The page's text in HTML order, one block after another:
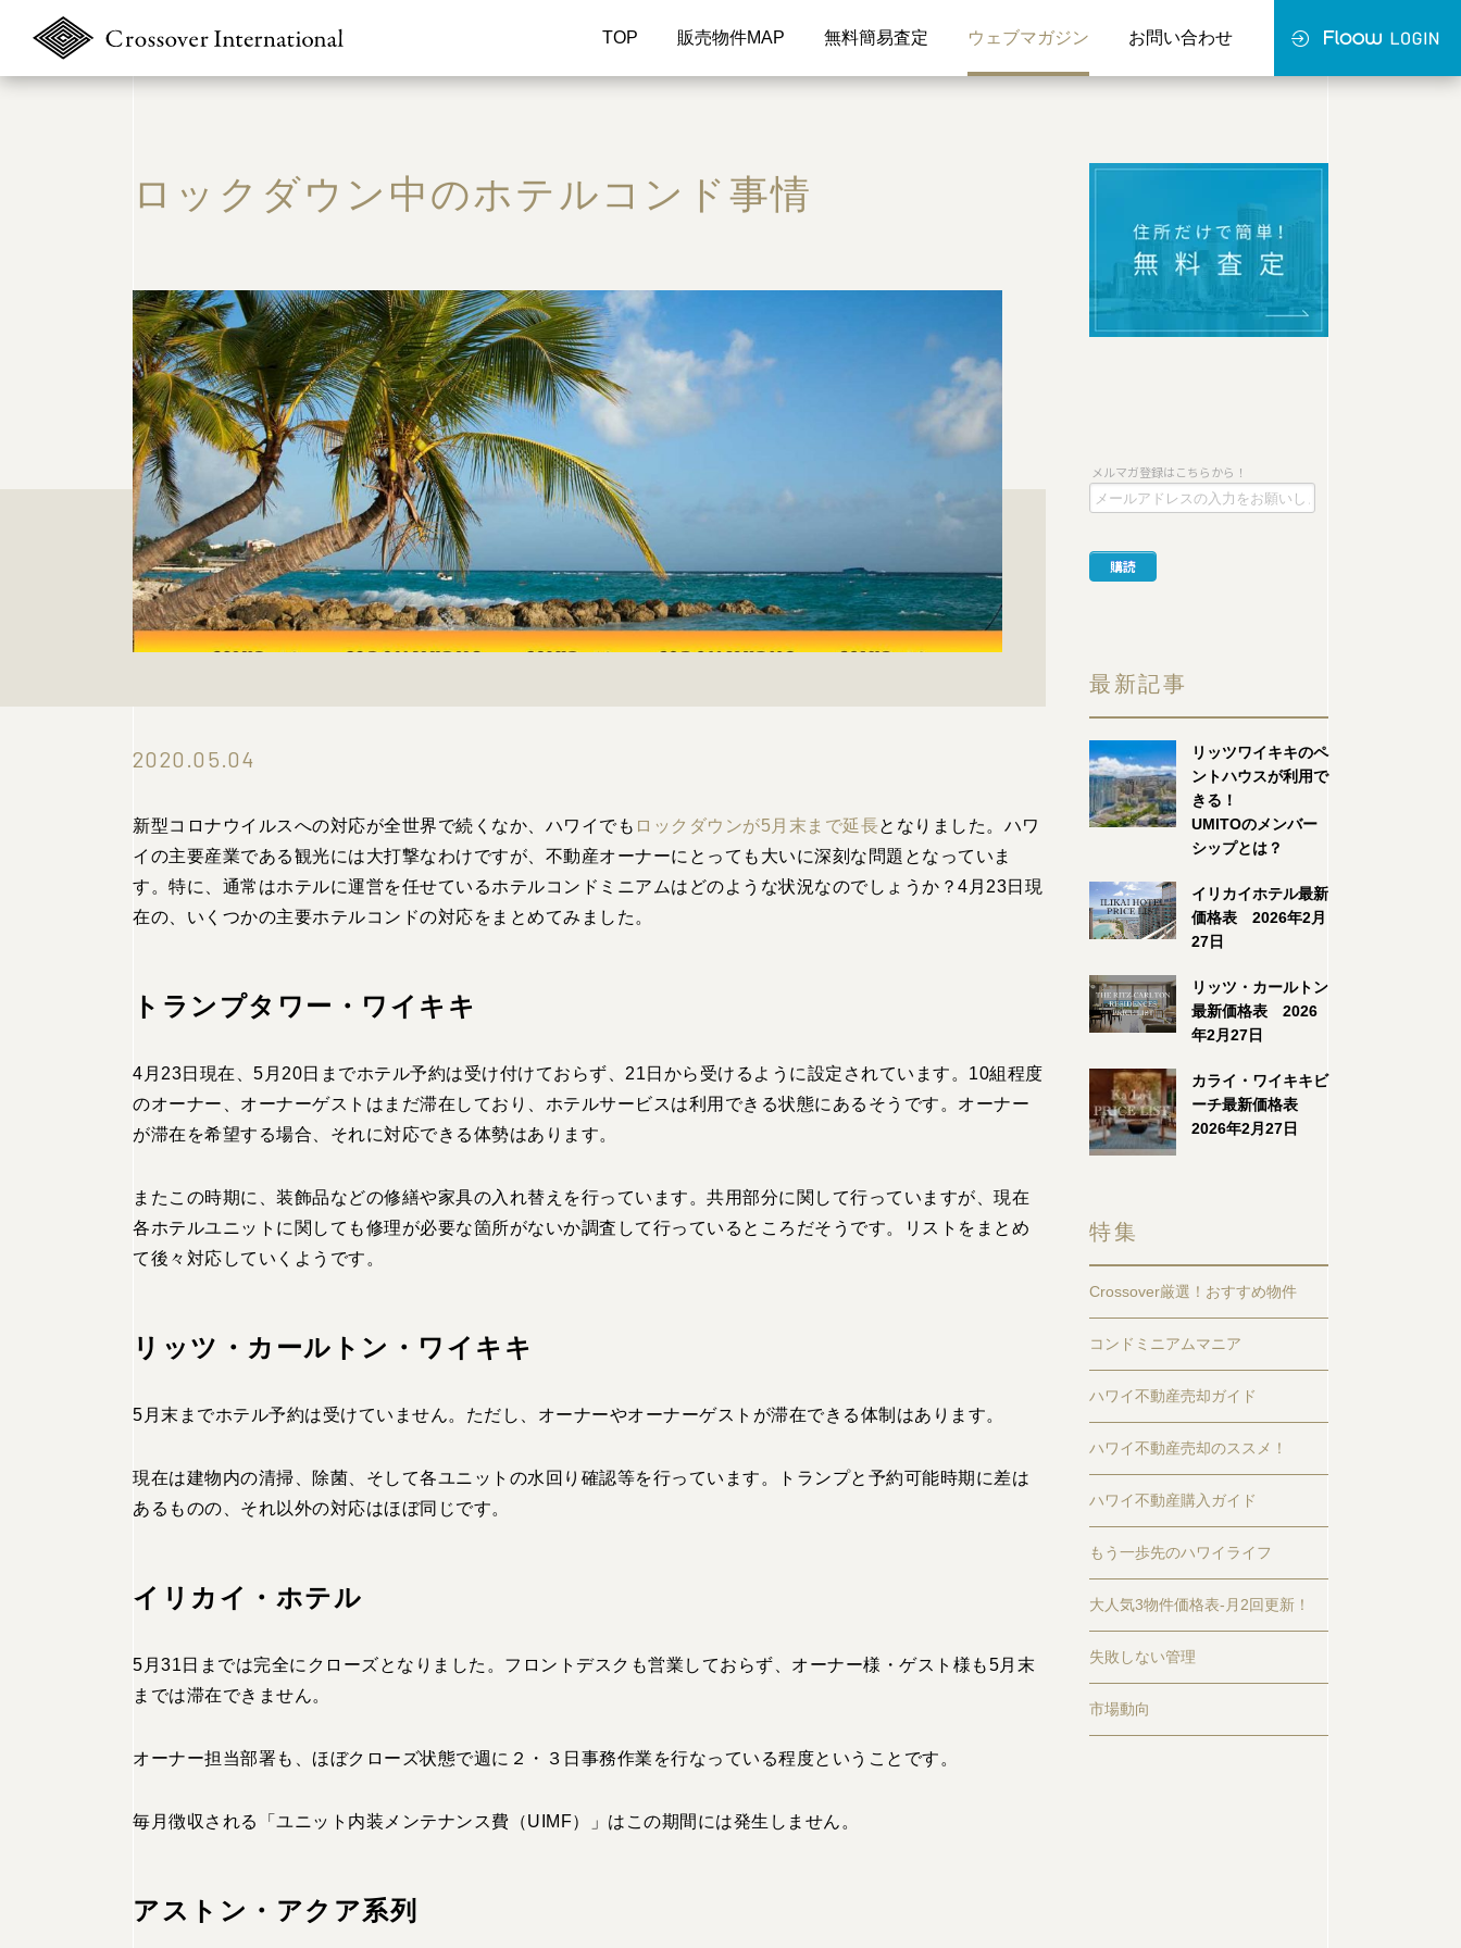
TOP 販売物件MAP 無料簡易査定 ウェブマガジン お問い合わせ
ロックダウン中のホテルコンド事情
2020.05.04
新型コロナウイルスへの対応が全世界で続くなか、ハワイでも ロックダウンが5月末まで延長となりました。ハワ
イの主要産業である観光には大打撃なわけですが、不動産オーナーにとっても大いに深刻な問題となっていま
す。特に、通常はホテルに運営を任せているホテルコンドミニアムはどのような状況なのでしょうか？4月23日現
在の、いくつかの主要ホテルコンドの対応をまとめてみました。
トランプタワー・ワイキキ
4月23日現在、5 月 20日までホテル予約は受け付けておらず、 21 日から受けるように設定されています。 10組程度
のオーナー、オーナーゲストはまだ滞在しており、ホテルサービスは利用できる状態にあるそうです。オーナー
が滞在を希望する場合、それに対応できる体勢はあります。
またこの時期に、装飾品などの修繕や家具の入れ替えを行っています。共用部分に関して行っていますが、現在
各ホテルユニットに関しても修理が必要な箇所がないか調査して行っているところだそうです。リストをまとめ
て後々対応していくようです。
リッツ・カールトン・ワイキキ
5 月末までホテル予約は受けていません。ただし、オーナーやオーナーゲストが滞在できる体制はあります。
現在は建物内の清掃、除菌、そして各ユニットの水回り確認等を行っています。トランプと予約可能時期に差は
あるものの、それ以外の対応はほぼ同じです。
イリカイ・ホテル
5 月 31 日までは完全にクローズとなりました。フロントデスクも営業しておらず、オーナー様・ゲスト様も5月末
までは滞在できません。
オーナー担当部署も、ほぼクローズ状態で週に２・３日事務作業を行なっている程度ということです。
毎月徴収される「ユニット内装メンテナンス費（UIMF）」はこの期間には発生しません。
アストン・アクア系列
最新記事
リッツワイキキのペ
ントハウスが利用で
きる！
UMITOのメンバー
シップとは？
イリカイホテル最新
価格表 2026年2月
27日
リッツ・カールトン
最新価格表 2026
年2月27日
カライ・ワイキキビ
ーチ最新価格表
2026年2月27日
特集
Crossover厳選！おすすめ物件
コンドミニアムマニア
ハワイ不動産売却ガイド
ハワイ不動産売却のススメ！
ハワイ不動産購入ガイド
もう一歩先のハワイライフ
大人気3物件価格表-月2回更新！
失敗しない管理
市場動向